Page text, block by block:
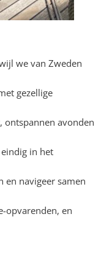
we van Zweden
gezellige
ontspannen avonden
in het
en navigeer samen
opvarenden, en